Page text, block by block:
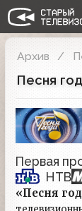
Архив
Песня
Первая
НТВ
«Песня